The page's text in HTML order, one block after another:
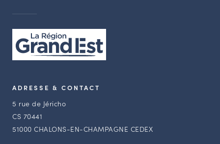
ADRESSE & CONTACT
5 rue de Jéricho
CS 70441
51000 CHALONS-EN-CHAMPAGNE CEDEX